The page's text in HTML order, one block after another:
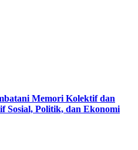
Memori Kolektif dan
Sosial, Politik, dan Ekonomi